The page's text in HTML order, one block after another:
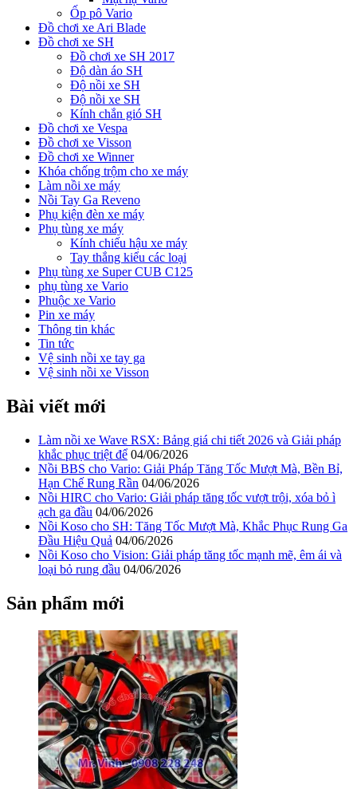
Ốp pô Vario
Đồ chơi xe Ari Blade
Đồ chơi xe SH
Đồ chơi xe SH 2017
Độ dàn áo SH
Độ nồi xe SH
Độ nồi xe SH
Kính chắn gió SH
Đồ chơi xe Vespa
Đồ chơi xe Visson
Đồ chơi xe Winner
Khóa chống trộm cho xe máy
Làm nồi xe máy
Nồi Tay Ga Reveno
Phụ kiện đèn xe máy
Phụ tùng xe máy
Kính chiếu hậu xe máy
Tay thắng kiểu các loại
Phụ tùng xe Super CUB C125
phụ tùng xe Vario
Phuộc xe Vario
Pin xe máy
Thông tin khác
Tin tức
Vệ sinh nồi xe tay ga
Vệ sinh nồi xe Visson
Bài viết mới
Làm nồi xe Wave RSX: Bảng giá chi tiết 2026 và Giải pháp
khắc phục triệt để 04/06/2026
Nồi BBS cho Vario: Giải Pháp Tăng Tốc Mượt Mà, Bền Bỉ,
Hạn Chế Rung Rần 04/06/2026
Nồi HIRC cho Vario: Giải pháp tăng tốc vượt trội, xóa bỏ ì
ạch ga đầu 04/06/2026
Nồi Koso cho SH: Tăng Tốc Mượt Mà, Khắc Phục Rung Ga
Đầu Hiệu Quả 04/06/2026
Nồi Koso cho Vision: Giải pháp tăng tốc mạnh mẽ, êm ái và
loại bỏ rung đầu 04/06/2026
Sản phẩm mới